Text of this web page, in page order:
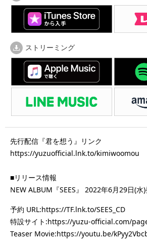
ストリーミング
先行配信『君を想う』リンク
https://yuzuofficial.lnk.to/kimiwoomou
■リリース情報
NEW ALBUM『SEES』 2022年6月29日(水
予約 URL:https://TF.lnk.to/SEES_CD
特設サイト:https://yuzu-official.com/
Teaser Movie:https://youtu.be/